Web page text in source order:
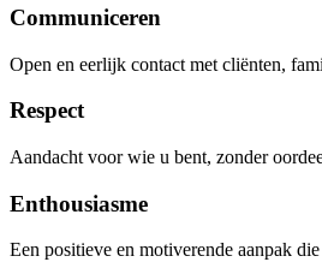
Communiceren
Open en eerlijk contact met cliënten,
Respect
Aandacht voor wie u bent, zonder
Enthousiasme
Een positieve en motiverende aanpak